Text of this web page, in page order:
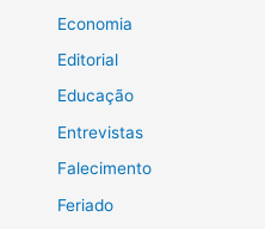
Economia
Editorial
Educação
Entrevistas
Falecimento
Feriado